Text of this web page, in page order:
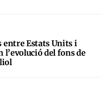
entre Estats Units i
l’evolució del fons de